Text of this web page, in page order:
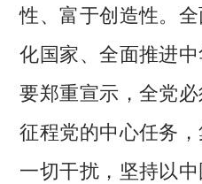
性、富于创造性。
化国家、全面推进
要郑重宣示，全党
征程党的中心任务
一切干扰，坚持以